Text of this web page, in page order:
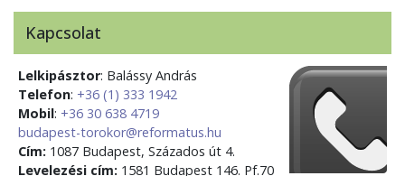
Kapcsolat
Lelkipásztor: Balássy András
Telefon: +36 (1) 333 1942
Mobil: +36 30 638 4719
budapest-torokor@reformatus.hu
Cím: 1087 Budapest, Százados út 4.
Levelezési cím: 1581 Budapest 146. Pf.70